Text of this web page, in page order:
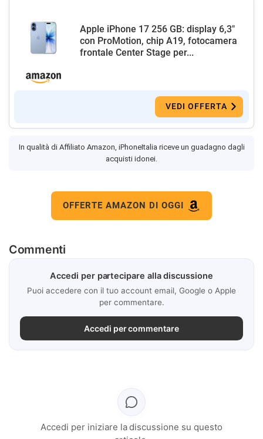
Apple iPhone 17 256 GB: display 6,3"
con ProMotion, chip A19, fotocamera
frontale Center Stage per...
VEDI OFFERTA
In qualità di Affiliato Amazon, iPhoneItalia riceve un guadagno dagli
acquisti idonei.
OFFERTE AMAZON DI OGGI
Commenti
Accedi per partecipare alla discussione
Puoi accedere con il tuo account email, Google o Apple
per commentare.
Accedi per commentare
Accedi per iniziare la discussione su questo